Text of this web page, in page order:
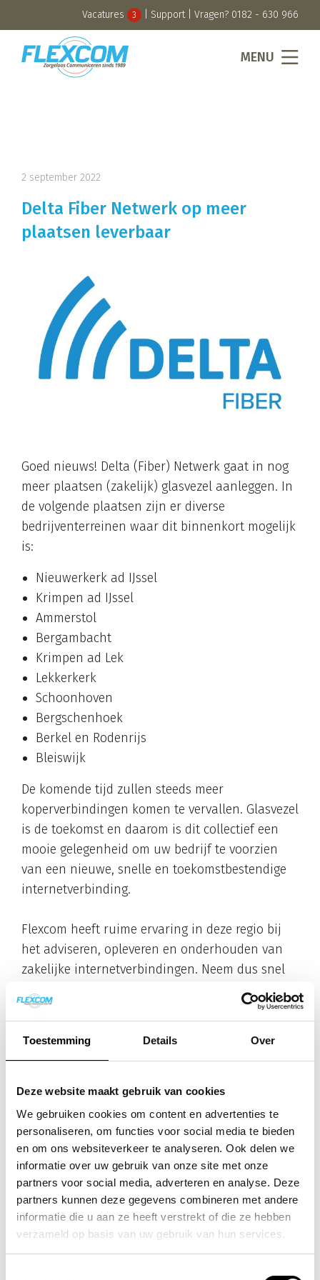
Toestemming Details Over
Deze website maakt gebruik van cookies
We gebruiken cookies om content en advertenties te
personaliseren, om functies voor social media te bieden
en om ons websiteverkeer te analyseren. Ook delen we
informatie over uw gebruik van onze site met onze
partners voor social media, adverteren en analyse. Deze
partners kunnen deze gegevens combineren met andere
informatie die u aan ze heeft verstrekt of die ze hebben
verzameld op basis van uw gebruik van hun services.
Vacatures 3 Support| Vragen? 0182 - 630 966
MENU
2 september 2022
Delta Fiber Netwerk op meer
plaatsen leverbaar
Goed nieuws! Delta (Fiber) Netwerk gaat in nog
meer plaatsen (zakelijk) glasvezel aanleggen. In
de volgende plaatsen zijn er diverse
bedrijventerreinen waar dit binnenkort mogelijk
is:
Nieuwerkerk ad IJssel
Krimpen ad IJssel
Ammerstol
Bergambacht
Krimpen ad Lek
Lekkerkerk
Schoonhoven
Bergschenhoek
Berkel en Rodenrijs
Bleiswijk
De komende tijd zullen steeds meer
koperverbindingen komen te vervallen. Glasvezel
is de toekomst en daarom is dit collectief een
mooie gelegenheid om uw bedrijf te voorzien
van een nieuwe, snelle en toekomstbestendige
internetverbinding.
Flexcom heeft ruime ervaring in deze regio bij
het adviseren, opleveren en onderhouden van
zakelijke internetverbindingen. Neem dus snel
contact op met Flexcom voor glasvezel van Delta
Fiber!
Neem contact op
Meer nieuws
Het vaste nummer overleeft de
vaste telefoon
Scandinavië haalt de laatste tijd